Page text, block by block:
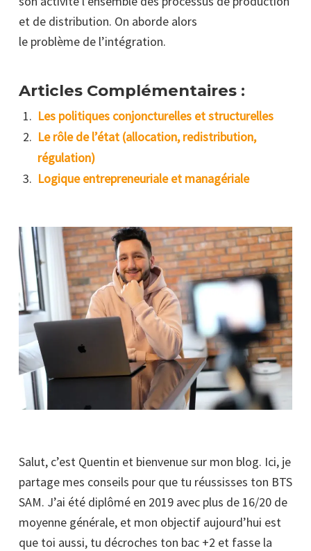
et de distribution. On aborde alors
le problème de l’intégration.
Articles Complémentaires :
Les politiques conjoncturelles et structurelles
Le rôle de l’état (allocation, redistribution,
régulation)
Logique entrepreneuriale et managériale
Salut, c’est Quentin et bienvenue sur mon blog. Ici, je
partage mes conseils pour que tu réussisses ton BTS
SAM. J’ai été diplômé en 2019 avec plus de 16/20 de
moyenne générale, et mon objectif aujourd’hui est
que toi aussi, tu décroches ton bac +2 et fasse la